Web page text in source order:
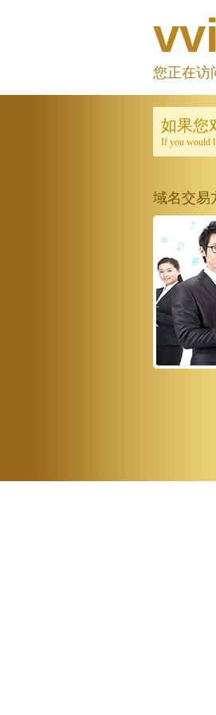
您正在访
如果您
If you would
域名交易